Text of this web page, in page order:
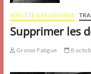
SOCIÉTÉ & ECONOMIE
Supprimer les
Grosse Fatigue 8